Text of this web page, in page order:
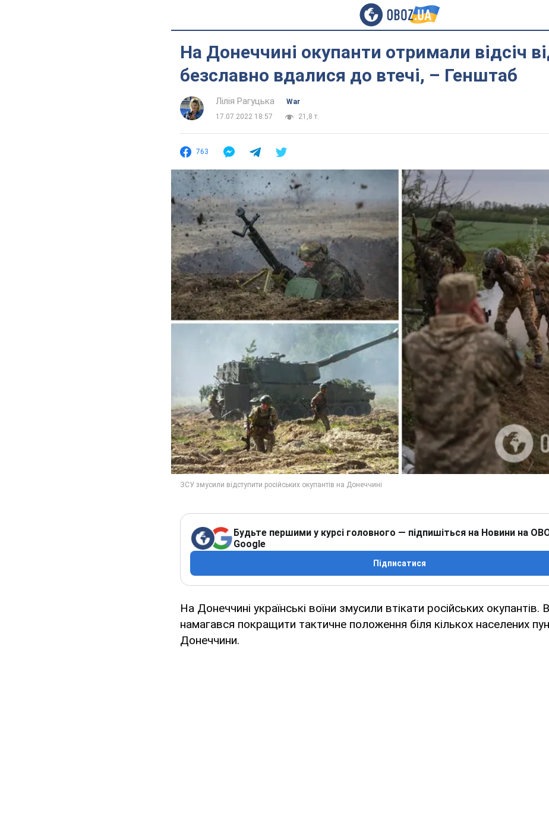
На Донеччині окупанти отримали відсіч
безславно вдалися до втечі, – Генштаб
Лілія Рагуцька
War
17.07.2022 18:57
21,8 т.
763
Будьте першими у курсі головного — підпишіться на Новини на
Google
Підписатися
На Донеччині українські воїни змусили втікати російських окупантів.
намагався покращити тактичне положення біля кількох населених
Донеччини.